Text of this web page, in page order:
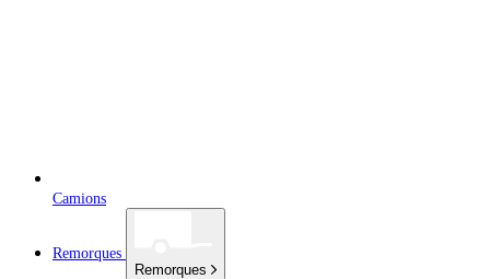
Camions
Remorques
Remorques